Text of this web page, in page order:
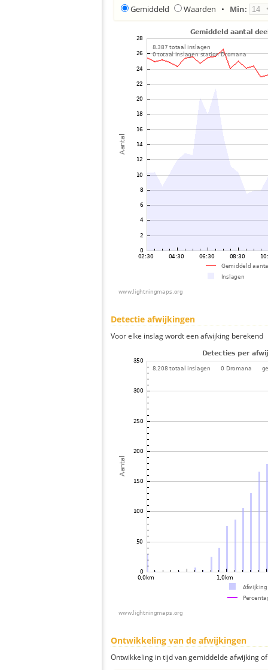
Gemiddeld Waarden • Min:
Detectie afwijkingen
Voor elke inslag wordt een afwijking berekend
Ontwikkeling van de afwijkingen
Ontwikkeling in tijd van gemiddelde afwijking